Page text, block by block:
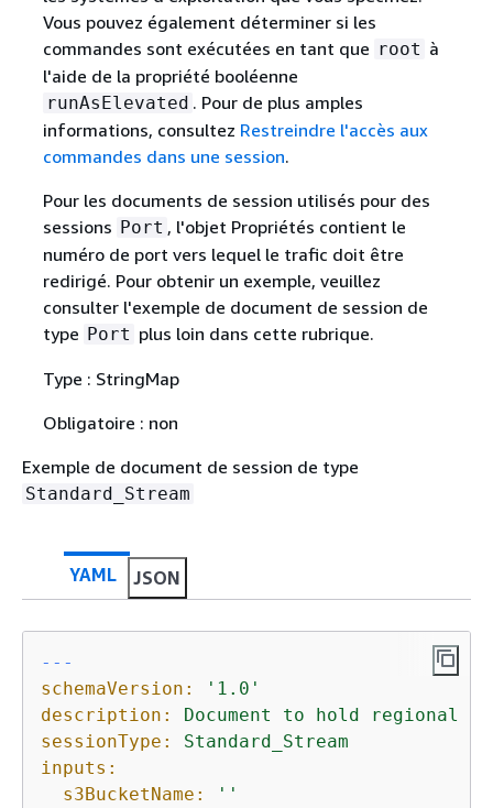
Vous pouvez également déterminer si les
commandes sont exécutées en tant que root à
l'aide de la propriété booléenne
runAsElevated . Pour de plus amples
informations, consultez Restreindre l'accès aux
commandes dans une session.
Pour les documents de session utilisés pour des
sessions Port , l'objet Propriétés contient le
numéro de port vers lequel le trafic doit être
redirigé. Pour obtenir un exemple, veuillez
consulter l'exemple de document de session de
type Port plus loin dans cette rubrique.
Type : StringMap
Obligatoire : non
Exemple de document de session de type
Standard_Stream
YAML JSON
---
schemaVersion:
'1.0'
description:
Document to hold regional
sessionType:
Standard_Stream
inputs:
s3BucketName:
''